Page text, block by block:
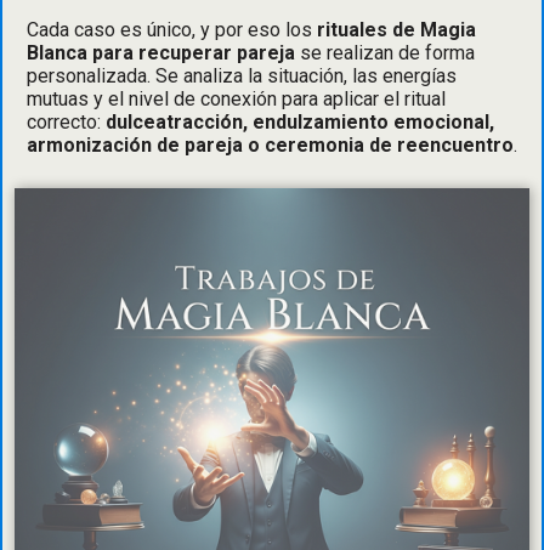
Cada caso es único, y por eso los rituales de Magia
Blanca para recuperar pareja se realizan de forma
personalizada. Se analiza la situación, las energías
mutuas y el nivel de conexión para aplicar el ritual
correcto: dulceatracción, endulzamiento emocional,
armonización de pareja o ceremonia de reencuentro.